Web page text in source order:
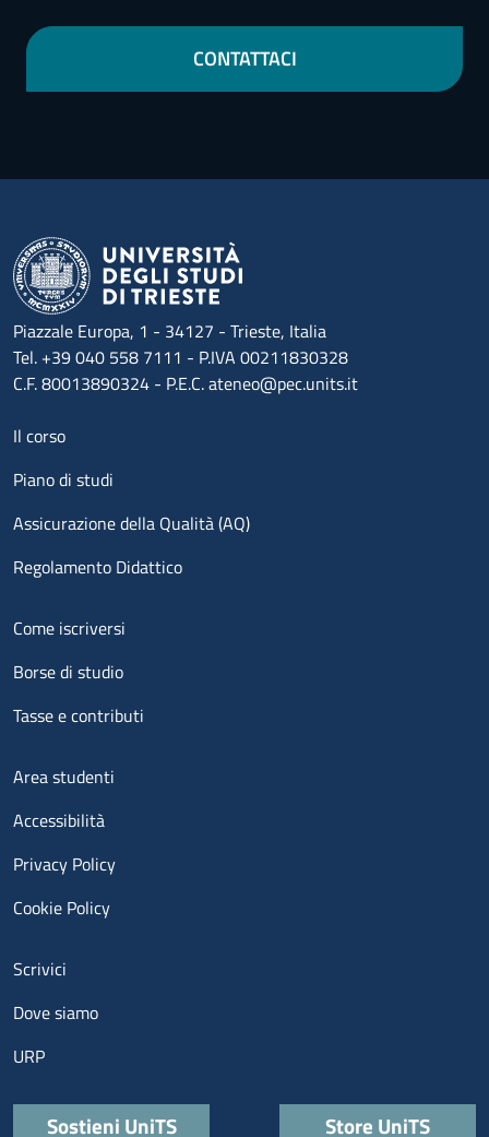
CONTATTACI
Piazzale Europa, 1 - 34127 - Trieste, Italia
Tel. +39 040 558 7111 - P.IVA 00211830328
C.F. 80013890324 - P.E.C. ateneo@pec.units.it
Menu footer 1
Il corso
Piano di studi
Assicurazione della Qualità (AQ)
Regolamento Didattico
Menu footer 2
Come iscriversi
Borse di studio
Tasse e contributi
Menu footer 3
Area studenti
Accessibilità
Privacy Policy
Cookie Policy
Menu contatti
Scrivici
Dove siamo
URP
Quick links
Sostieni UniTS Store UniTS